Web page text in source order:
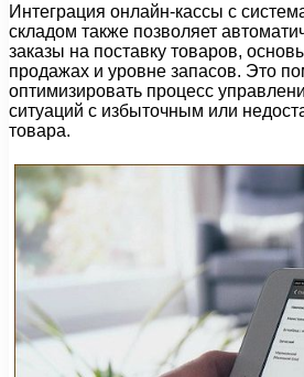
Интеграция онлайн-кассы с
складом также позволяет
заказы на поставку товаров,
продажах и уровне запасов. Это
оптимизировать процесс
ситуаций с избыточным или
товара.